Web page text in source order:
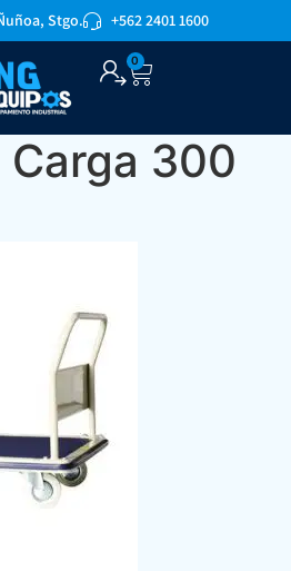
Stgo. +562 2401 1600
0
300